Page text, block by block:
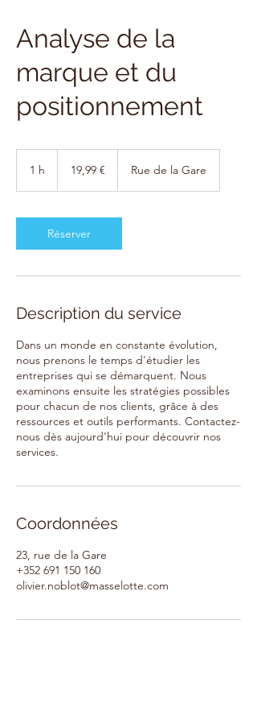
Analyse de la
marque et du
positionnement
1 h 19,99 € Rue de la Gare
Réserver
Description du service
Dans un monde en constante évolution,
nous prenons le temps d'étudier les
entreprises qui se démarquent. Nous
examinons ensuite les stratégies possibles
pour chacun de nos clients, grâce à des
ressources et outils performants. Contactez-
nous dès aujourd'hui pour découvrir nos
services.
Coordonnées
23, rue de la Gare
+352 691 150 160
olivier.noblot@masselotte.com